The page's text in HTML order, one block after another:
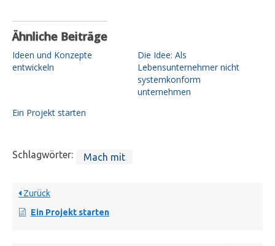
Ähnliche Beiträge
Ideen und Konzepte
entwickeln
Die Idee: Als
Lebensunternehmer nicht
systemkonform
unternehmen
Ein Projekt starten
Schlagwörter: Mach mit
Zurück
Ein Projekt starten